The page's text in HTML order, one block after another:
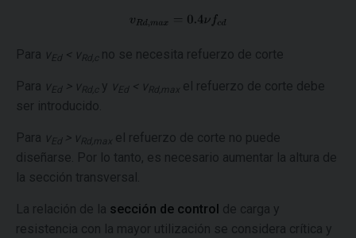
Para vEd< vRd,c no se necesita refuerzo de corte
Para vEd> vRd,c y vEd< vRd,max el refuerzo de corte debe
ser introducido.
Para vEd > vRd,max el refuerzo de corte no puede
diseñarse. Por lo tanto, es necesario aumentar la altura de
la sección transversal.
La relación de la sección de control de carga y
resistencia con la mayor utilización se considera crítica y